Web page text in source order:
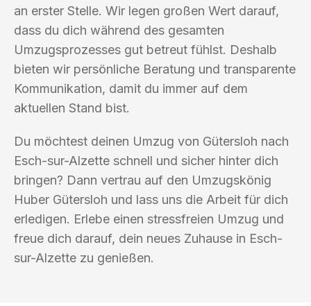
an erster Stelle. Wir legen großen Wert darauf,
dass du dich während des gesamten
Umzugsprozesses gut betreut fühlst. Deshalb
bieten wir persönliche Beratung und transparente
Kommunikation, damit du immer auf dem
aktuellen Stand bist.
Du möchtest deinen Umzug von Gütersloh nach
Esch-sur-Alzette schnell und sicher hinter dich
bringen? Dann vertrau auf den Umzugskönig
Huber Gütersloh und lass uns die Arbeit für dich
erledigen. Erlebe einen stressfreien Umzug und
freue dich darauf, dein neues Zuhause in Esch-
sur-Alzette zu genießen.